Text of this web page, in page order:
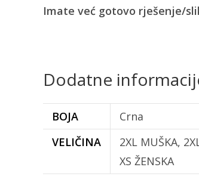
Imate već gotovo rješenje/
Dodatne
BOJA
Crna
VELIČINA
2XL MUŠKA,
XS ŽENSKA